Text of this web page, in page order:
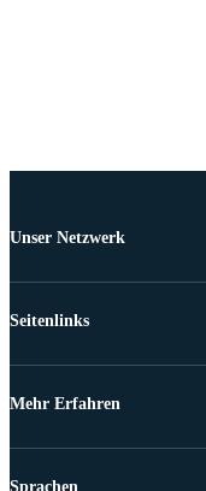
Unser Netzwerk
Seitenlinks
Mehr Erfahren
Sprachen